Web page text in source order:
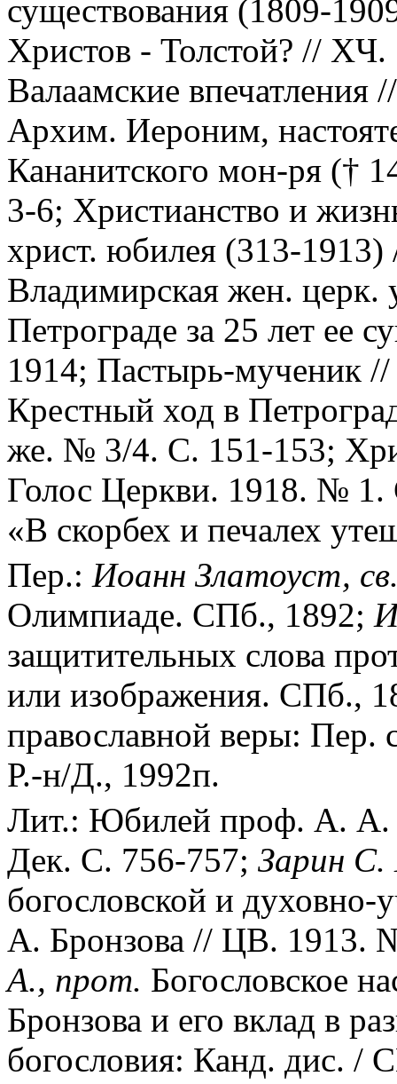
существования (1809-
Христов - Толстой? //
Валаамские
Архим. Иероним,
Кананитского мон-ря (†
3-6; Христианство и
христ. юбилея (313-
Владимирская жен. церк.
Петрограде за 25 лет ее
1914; Пастырь-мученик
Крестный ход в
же. № 3/4. С. 151-153;
Голос Церкви. 1918. №
«В скорбех и печалех
Пер.: Иоанн Златоуст,
Олимпиаде. СПб., 1892;
защитительных слова
или изображения. СПб.,
православной веры: Пер.
Р.-н/Д., 1992п.
Лит.: Юбилей проф. А. А.
Дек. С. 756-757; Зарин
богословской и
А. Бронзова // ЦВ. 1913.
А., прот. Богословское
Бронзова и его вклад в
богословия: Канд. дис.